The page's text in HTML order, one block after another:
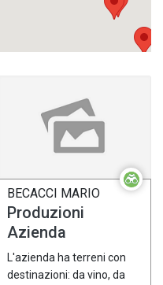
BECACCI MARIO
Produzioni
Azienda
L'azienda ha terreni con
destinazioni: da vino, da